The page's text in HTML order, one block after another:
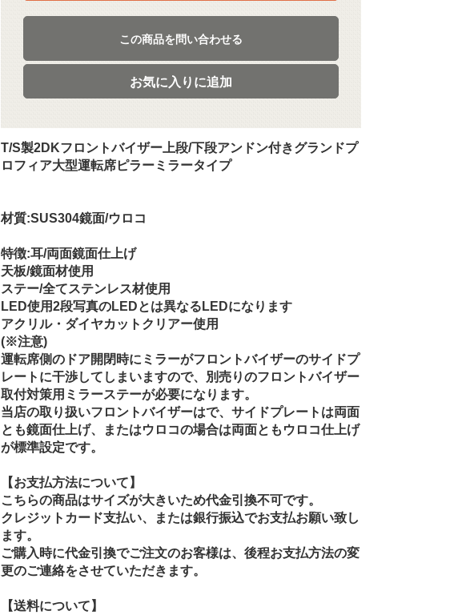
この商品を問い合わせる
お気に入りに追加
T/S製2DKフロントバイザー上段/下段アンドン付きグランドプ
ロフィア大型運転席ピラーミラータイプ
材質:SUS304鏡面/ウロコ
特徴:耳/両面鏡面仕上げ
天板/鏡面材使用
ステー/全てステンレス材使用
LED使用2段写真のLEDとは異なるLEDになります
アクリル・ダイヤカットクリアー使用
(※注意)
運転席側のドア開閉時にミラーがフロントバイザーのサイドプ
レートに干渉してしまいますので、別売りのフロントバイザー
取付対策用ミラーステーが必要になります。
当店の取り扱いフロントバイザーはで、サイドプレートは両面
とも鏡面仕上げ、またはウロコの場合は両面ともウロコ仕上げ
が標準設定です。
【お支払方法について】
こちらの商品はサイズが大きいため代金引換不可です。
クレジットカード支払い、または銀行振込でお支払お願い致し
ます。
ご購入時に代金引換でご注文のお客様は、後程お支払方法の変
更のご連絡をさせていただきます。
【送料について】